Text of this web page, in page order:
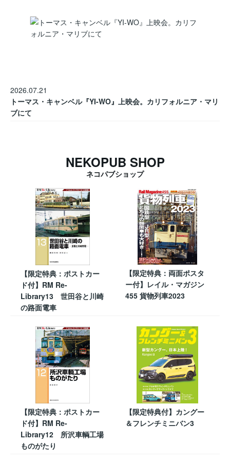
2026.07.21
トーマス・キャンベル『YI-WO』上映会。カリフォルニア・マリ
ブにて
NEKOPUB SHOP
ネコパブショップ
【限定特典：ポストカー
ド付】RM Re-
Library13 世田谷と川崎
の路面電車
【限定特典：両面ポスタ
ー付】レイル・マガジン
455 貨物列車2023
【限定特典：ポストカー
ド付】RM Re-
Library12 所沢車輌工場
ものがたり
【限定特典付】カングー
＆フレンチミニバン3